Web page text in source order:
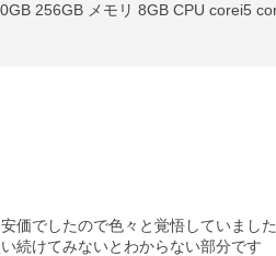
価でしたので色々と覚悟していました
続けてみないとわからない部分です